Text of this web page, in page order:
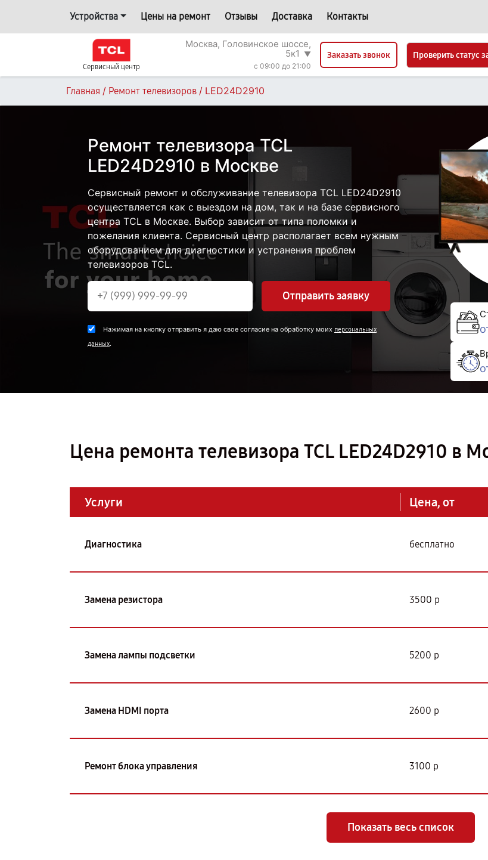
Устройства Цены на ремонт Отзывы Доставка Контакты
Сервисный центр
Москва, Головинское шоссе,
5к1
▼
c 09:00 до 21:00
Заказать звонок Проверить статус
Главная / Ремонт телевизоров / LED24D2910
Ремонт телевизора TCL
LED24D2910 в Москве
Сервисный ремонт и обслуживание телевизора TCL LED24D2910
осуществляется как с выездом на дом, так и на базе сервисного
центра TCL в Москве. Выбор зависит от типа поломки и
пожелания клиента. Сервисный центр располагает всем нужным
оборудованием для диагностики и устранения проблем
телевизоров TCL.
Отправить заявку
Нажимая на кнопку отправить я даю свое согласие на обработку моих персональных
данных.
Цена ремонта телевизора TCL LED24D2910 в
Услуги Цена, от
Диагностика бесплатно
Замена резистора 3500 р
Замена лампы подсветки 5200 р
Замена HDMI порта 2600 р
Ремонт блока управления 3100 р
Показать весь список